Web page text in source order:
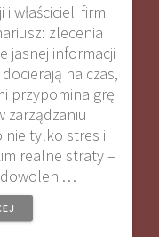
właścicieli firm
zlecenia
jasnej informacji
na czas,
przypomina grę
zarządzaniu
nie tylko stres i
realne straty –